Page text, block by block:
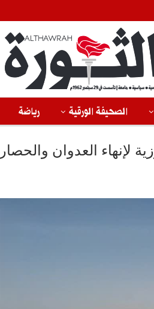
الصحيفة الورقية رياضة
لإنهاء العدوان والحصار